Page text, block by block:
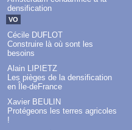
densification
VO
Cécile DUFLOT
Construire là où sont les
besoins
Alain LIPIETZ
Les pièges de la densification
en Île-deFrance
Xavier BEULIN
Protégeons les terres agricoles
!